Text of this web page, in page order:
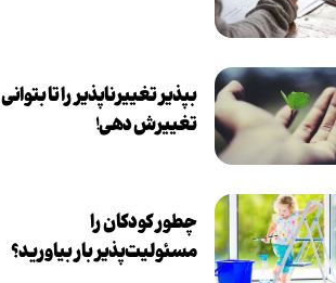
بپذير تغييرناپذير را تا بتواني
تغييرش دهي!‏
چطور کودکان را
مسئولیت‌پذیر بار بیاورید؟